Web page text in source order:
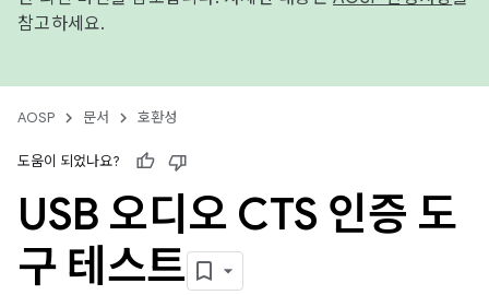
참고하세요.
AOSP 문서 호환성
도움이 되었나요?
USB 오디오 CTS 인증 도
구 테스트